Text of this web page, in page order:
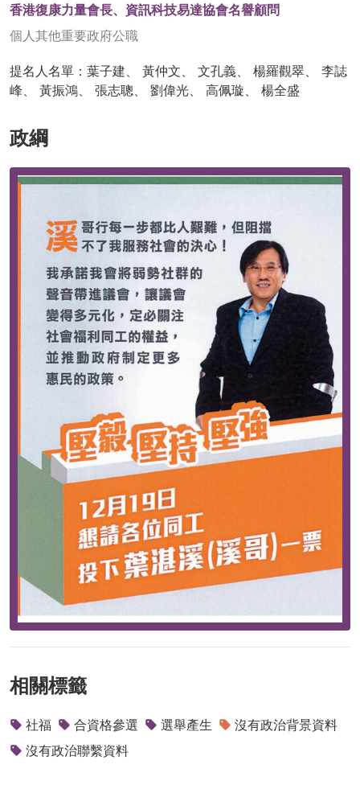
香港復康力量會長、資訊科技易達協會名譽顧問
個人其他重要政府公職
提名人名單：葉子建、 黃仲文、 文孔義、 楊羅觀翠、 李誌
峰、 黃振鴻、 張志聰、 劉偉光、 高佩璇、 楊全盛
政綱
相關標籤
社福 合資格參選 選舉產生
沒有政治背景資料
沒有政治聯繫資料